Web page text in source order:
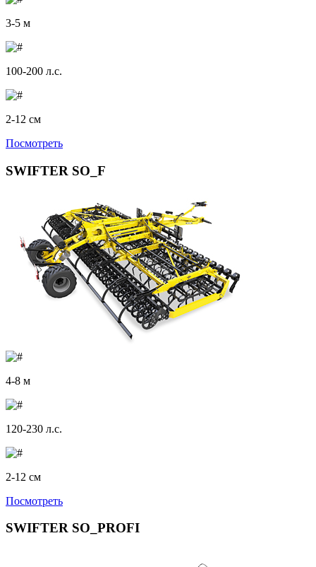
3-5 м
100-200 л.с.
2-12 см
Посмотреть
SWIFTER SO_F
4-8 м
120-230 л.с.
2-12 см
Посмотреть
SWIFTER SO_PROFI